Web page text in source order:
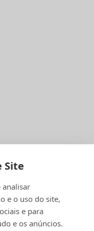
Site
analisar
e o uso do site,
e para
e os anúncios.